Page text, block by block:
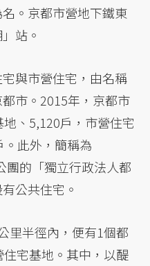
。京都市營地下鐵東
站。
與市營住宅，由名稱
市。2015年，京都市
、5,120戶，市營住宅
此外，簡稱為
團的「獨立行政法人都
公共住宅。
里半徑內，便有1個都
宅基地。其中，以醍